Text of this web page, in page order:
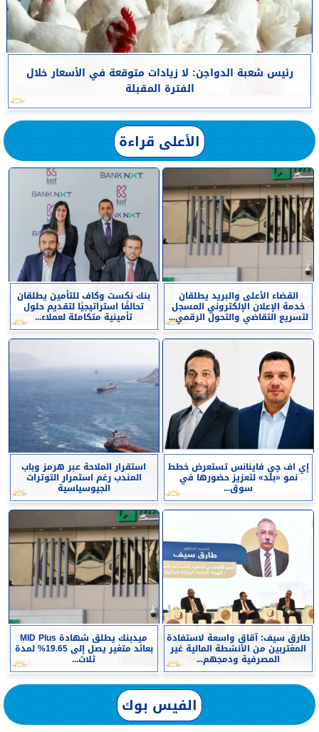
رئيس شعبة الدواجن: لا زيادات متوقعة في الأسعار خلال
الفترة المقبلة
الأعلى قراءة
القضاء الأعلى والبريد يطلقان
خدمة الإعلان الإلكتروني المسجل
لتسريع التقاضي والتحول الرقمي...
بنك نكست وكاف للتأمين يطلقان
تحالفًا استراتيجيًا لتقديم حلول
تأمينية متكاملة لعملاء...
إي اف چي فاينانس تستعرض خطط
نمو «بلد» لتعزيز حضورها في
سوق...
استقرار الملاحة عبر هرمز وباب
المندب رغم استمرار التوترات
الجيوسياسية
طارق سيف: آقاق واسعة لاستفادة
المغتربين من الأنشطة المالية غير
المصرفية ودمجهم...
ميدبنك يطلق شهادة MID Plus
بعائد متغير يصل إلى 19.65% لمدة
ثلاث...
الفيس بوك